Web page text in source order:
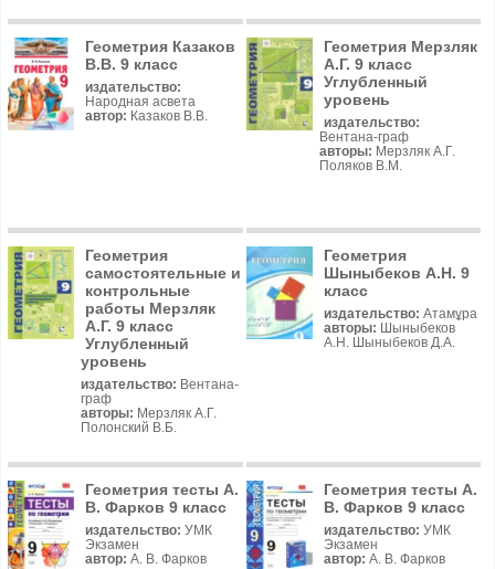
Геометрия Казаков
В.В. 9 класс
издательство:
Народная асвета
автор: Казаков В.В.
Геометрия Мерзляк
А.Г. 9 класс
Углубленный
уровень
издательство:
Вентана-граф
авторы: Мерзляк А.Г.
Поляков В.М.
Геометрия
самостоятельные и
контрольные
работы Мерзляк
А.Г. 9 класс
Углубленный
уровень
издательство: Вентана-
граф
авторы: Мерзляк А.Г.
Полонский В.Б.
Геометрия
Шыныбеков А.Н. 9
класс
издательство: Атамұра
авторы: Шыныбеков
А.Н. Шыныбеков Д.А.
Геометрия тесты А.
В. Фарков 9 класс
издательство: УМК
Экзамен
автор: А. В. Фарков
Геометрия тесты А.
В. Фарков 9 класс
издательство: УМК
Экзамен
автор: А. В. Фарков